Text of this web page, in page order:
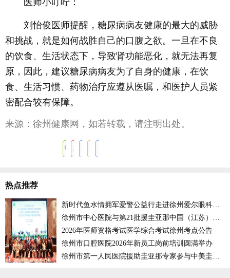
医师小叮咛：
刘怡俊医师提醒，糖尿病病友健康的最大的威胁
和挑战，就是如何战胜自己的口腹之欲。一旦在不良
的饮食、生活状态下，导致肾功能恶化，就无法再复
原，因此，建议糖尿病病友为了自身的健康，在饮
食、生活习惯、药物治疗应遵从医嘱，和医护人员紧
密配合较有保障。
来源：徐州健康网，如若转载，请注明出处。
热点推荐
新时代鱼水情拥军爱警公益行走进徐州爱尔眼科医院
徐州市中心医院与第21批援圭亚那中国（江苏）医疗队开展远程会诊
2026年医师资格考试医学综合考试徐州考点公告
徐州市口腔医院2026年新员工岗前培训圆满举办
徐州市第一人民医院援助圭亚那专家参与中美圭三国专家联合外科诊疗活动